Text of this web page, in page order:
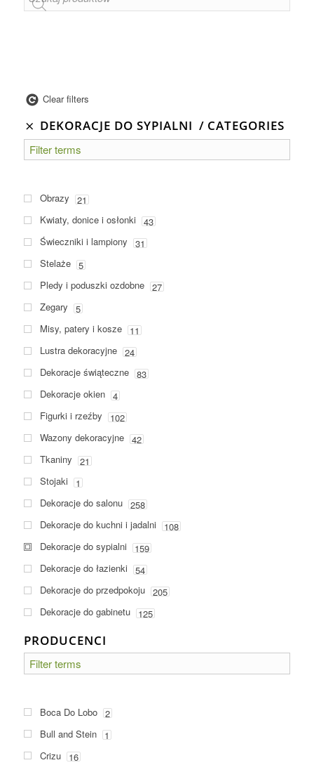
Clear filters
DEKORACJE DO SYPIALNI CATEGORIES
Obrazy
21
Kwiaty, donice i osłonki
43
Świeczniki i lampiony
31
Stelaże 5
Pledy i poduszki ozdobne 27
Zegary
5
Misy, patery i kosze 11
Lustra dekoracyjne 24
Dekoracje świąteczne 83
Dekoracje okien 4
Figurki i rzeźby
102
Wazony dekoracyjne 42
Tkaniny
21
Stojaki
1
Dekoracje do salonu 258
Dekoracje do kuchni i jadalni
108
Dekoracje do sypialni
159
Dekoracje do łazienki
54
Dekoracje do przedpokoju 205
Dekoracje do gabinetu 125
PRODUCENCI
Boca Do Lobo 2
Bull and Stein 1
Crizu 16